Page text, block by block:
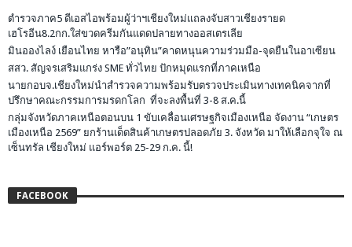
ตำรวจภาค5 ดีเอสไอพร้อมผู้ว่าฯเชียงใหม่แถลงจับสาวเชียงรายด
เฮโรอีน8.2กก.ใส่ขวดครีมกันแดดปลายทางออสเตรเลีย
มินอองไลง์ เยือนไทย หารือ”อนุทิน”คาดหนุนความร่วมมือ-จุดยืนในอาเซียน
สสว. สัญจรเสริมแกร่ง SME ทั่วไทย ปักหมุดแรกที่ภาคเหนือ
นายกอบจ.เชียงใหม่นำสำรวจความพร้อมรับตรวจประเมินทางเทคนิคจากที่
ปรึกษาคณะกรรมการมรดกโลก ที่จะลงพื้นที่ 3-8 ส.ค.นี้
กลุ่มจังหวัดภาคเหนือตอนบน 1 ขับเคลื่อนเศรษฐกิจเมืองเหนือ จัดงาน “เกษตร
เมืองเหนือ 2569” ยกร้านเด็ดสินค้าเกษตรปลอดภัย 3. จังหวัด มาให้เลือกจุใจ ณ
เซ็นทรัล เชียงใหม่ แอร์พอร์ต 25-29 ก.ค. นี้!
FACEBOOK